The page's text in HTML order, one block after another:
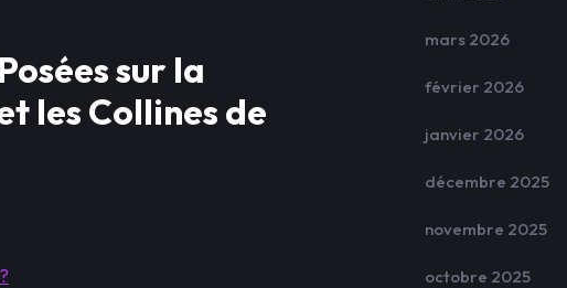
sur la
les Collines de
mars 2026
février 2026
janvier 2026
décembre 2025
novembre 2025
octobre 2025